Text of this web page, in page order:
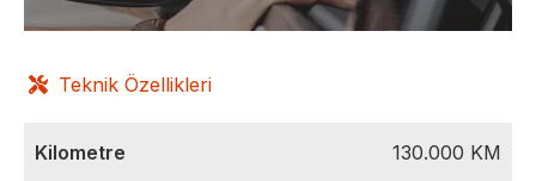
Teknik Özellikleri
Kilometre 130.000 KM